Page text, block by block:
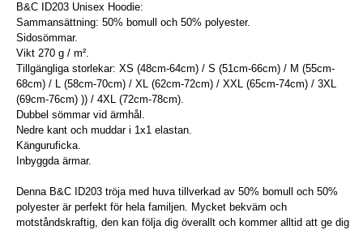
B&C ID203 Unisex Hoodie:
Sammansättning: 50% bomull och 50% polyester.
Sidosömmar.
Vikt 270 g / m².
Tillgängliga storlekar: XS (48cm-64cm) / S (51cm-66cm) / M (55cm-
68cm) / L (58cm-70cm) / XL (62cm-72cm) / XXL (65cm-74cm) / 3XL
(69cm-76cm) )) / 4XL (72cm-78cm).
Dubbel sömmar vid ärmhål.
Nedre kant och muddar i 1x1 elastan.
Känguruficka.
Inbyggda ärmar.
Denna B&C ID203 tröja med huva tillverkad av 50% bomull och 50%
polyester är perfekt för hela familjen. Mycket bekväm och
motståndskraftig, den kan följa dig överallt och kommer alltid att ge dig